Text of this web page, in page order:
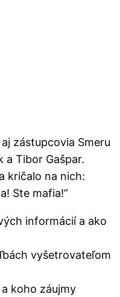
zástupcovia Smeru
a Tibor Gašpar.
kričalo na nich:
Ste mafia!”
informácií a ako
vyšetrovateľom
koho záujmy